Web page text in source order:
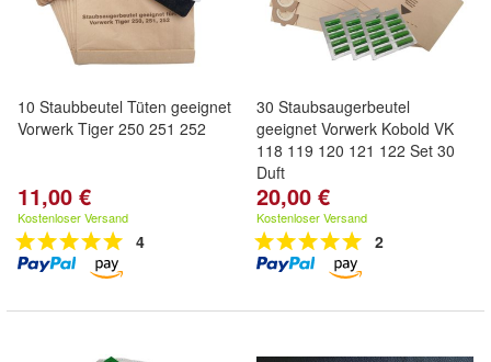
10 Staubbeutel Tüten geeignet
Vorwerk Tiger 250 251 252
11,00 €
Kostenloser Versand
4
30 Staubsaugerbeutel
geeignet Vorwerk Kobold VK
118 119 120 121 122 Set 30
Duft
20,00 €
Kostenloser Versand
2